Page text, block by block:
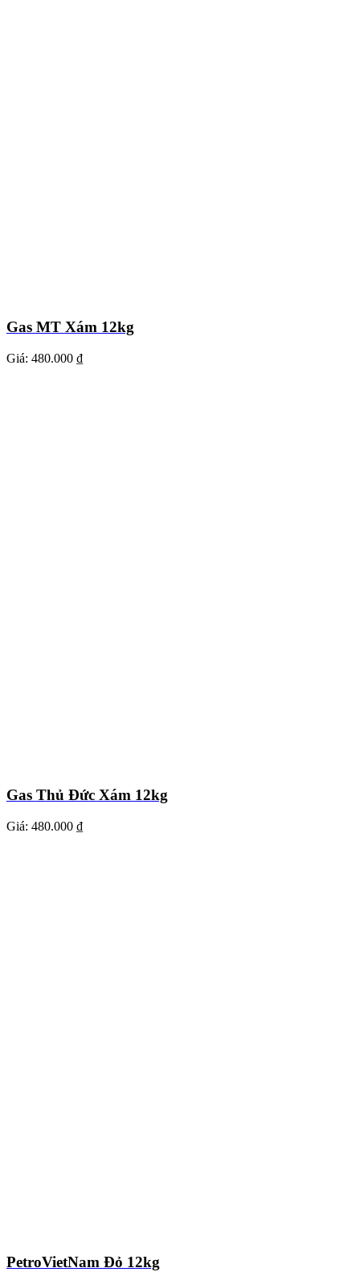
Gas MT Xám 12kg
Giá: 480.000 ₫
Gas Thủ Đức Xám 12kg
Giá: 480.000 ₫
PetroVietNam Đỏ 12kg